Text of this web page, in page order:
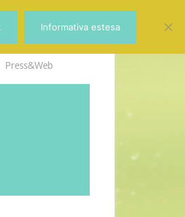
Press&Web
Informativa estesa